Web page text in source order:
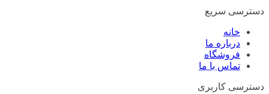
دسترسی سریع
خانه
درباره ما
فروشگاه
تماس با ما
دسترسی کاربری